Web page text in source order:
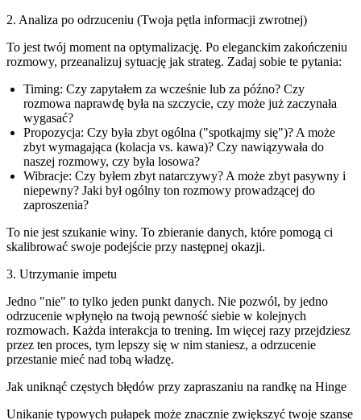
2. Analiza po odrzuceniu (Twoja pętla informacji zwrotnej)
To jest twój moment na optymalizację. Po eleganckim zakończeniu
rozmowy, przeanalizuj sytuację jak strateg. Zadaj sobie te pytania:
Timing: Czy zapytałem za wcześnie lub za późno? Czy
rozmowa naprawdę była na szczycie, czy może już zaczynała
wygasać?
Propozycja: Czy była zbyt ogólna ("spotkajmy się")? A może
zbyt wymagająca (kolacja vs. kawa)? Czy nawiązywała do
naszej rozmowy, czy była losowa?
Wibracje: Czy byłem zbyt natarczywy? A może zbyt pasywny i
niepewny? Jaki był ogólny ton rozmowy prowadzącej do
zaproszenia?
To nie jest szukanie winy. To zbieranie danych, które pomogą ci
skalibrować swoje podejście przy następnej okazji.
3. Utrzymanie impetu
Jedno "nie" to tylko jeden punkt danych. Nie pozwól, by jedno
odrzucenie wpłynęło na twoją pewność siebie w kolejnych
rozmowach. Każda interakcja to trening. Im więcej razy przejdziesz
przez ten proces, tym lepszy się w nim staniesz, a odrzucenie
przestanie mieć nad tobą władzę.
Jak uniknąć częstych błędów przy zapraszaniu na randkę na Hinge
Unikanie typowych pułapek może znacznie zwiększyć twoje szanse